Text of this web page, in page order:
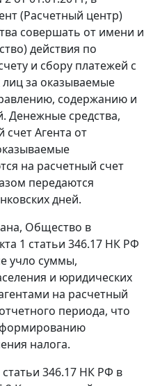
(Расчетный центр)
совершать от имени и
действия по
и сбору платежей с
за оказываемые
содержанию и
Денежные средства,
Агента от
на расчетный счет
передаются
дней.
Общество в
1 статьи 346.17 НК РФ
учло суммы,
и юридических
на расчетный
периода, что
налога.
346.17 НК РФ в